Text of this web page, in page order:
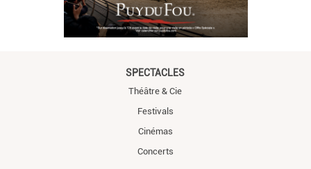
SPECTACLES
Théâtre & Cie
Festivals
Cinémas
Concerts